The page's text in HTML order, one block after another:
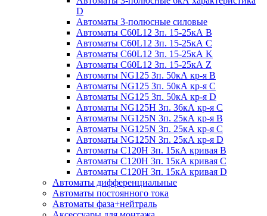
D
Автоматы 3-полюсные силовые
Автоматы C60L12 3п. 15-25кА B
Автоматы C60L12 3п. 15-25кА C
Автоматы C60L12 3п. 15-25кА K
Автоматы C60L12 3п. 15-25кА Z
Автоматы NG125 3п. 50кА кр-я B
Автоматы NG125 3п. 50кА кр-я C
Автоматы NG125 3п. 50кА кр-я D
Автоматы NG125H 3п. 36кА кр-я C
Автоматы NG125N 3п. 25кА кр-я B
Автоматы NG125N 3п. 25кА кр-я C
Автоматы NG125N 3п. 25кА кр-я D
Автоматы С120Н 3п. 15кА кривая B
Автоматы С120Н 3п. 15кА кривая C
Автоматы С120Н 3п. 15кА кривая D
Автоматы дифференциальные
Автоматы постоянного тока
Автоматы фаза+нейтраль